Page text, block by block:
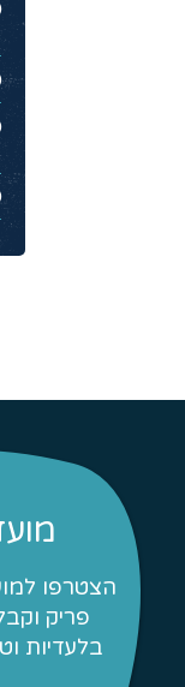
הצטרפו
פריק
בלעדיות